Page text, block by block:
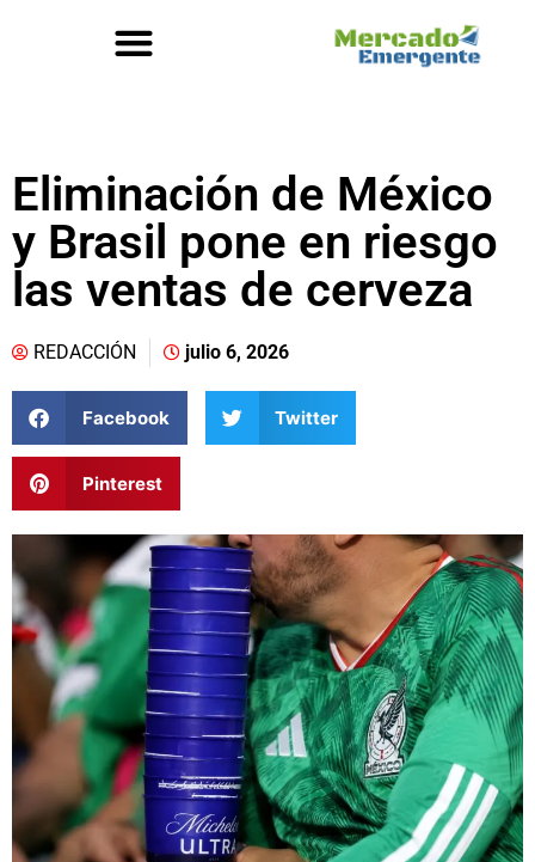
Eliminación de México
y Brasil pone en riesgo
las ventas de cerveza
REDACCIÓN julio 6, 2026
Facebook Twitter
Pinterest